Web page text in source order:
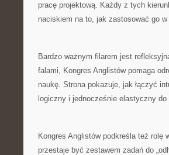
pracę projektową. Każdy z tych
naciskiem na to, jak zastosować go
Bardzo ważnym filarem jest
falami, Kongres Anglistów pomaga
naukę. Strona pokazuje, jak łączyć
logiczny i jednocześnie elastyczny do
Kongres Anglistów podkreśla też rolę
przestaje być zestawem zadań do